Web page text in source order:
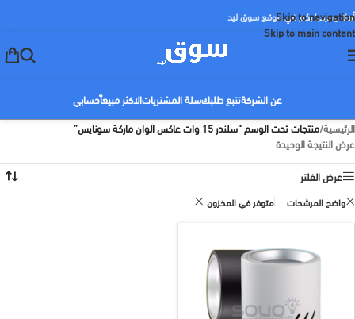
Skip to navigation
Skip to main content
أهلا ومرحبا بكم في موقع سوق ليد
عن الشركةتتبع طلبكسلة المشترياتالاكثر مبيعاًحسابي
الرئيسية/منتجات تحت الوسم “سلندر 15 وات عاكس الوان ماركة سونايس”
عرض النتيجة الوحيدة
عرض الفلتر
واضح المرشحات متوفر في المخزون